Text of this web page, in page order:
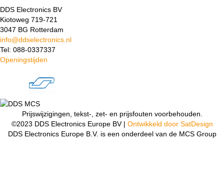
DDS Electronics BV
Kiotoweg 719-721
3047 BG Rotterdam
info@ddselectronics.nl
Tel: 088-0337337
Openingstijden
Prijswijzigingen, tekst-, zet- en prijsfouten voorbehouden.
©2023 DDS Electronics Europe BV | Ontwikkeld door SatDesign
DDS Electronics Europe B.V. is een onderdeel van de MCS Group